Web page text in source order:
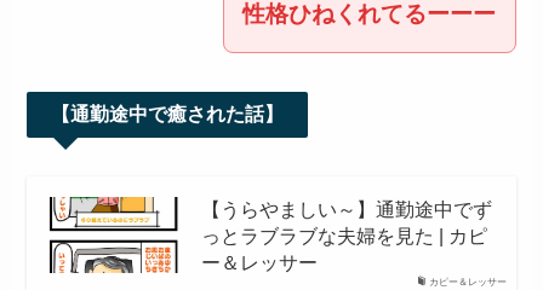
性格ひねくれてるーーー
【通勤途中で癒された話】
カピー＆レッサー
【うらやましい～】通勤途中でず
っとラブラブな夫婦を見た | カピ
ー＆レッサー